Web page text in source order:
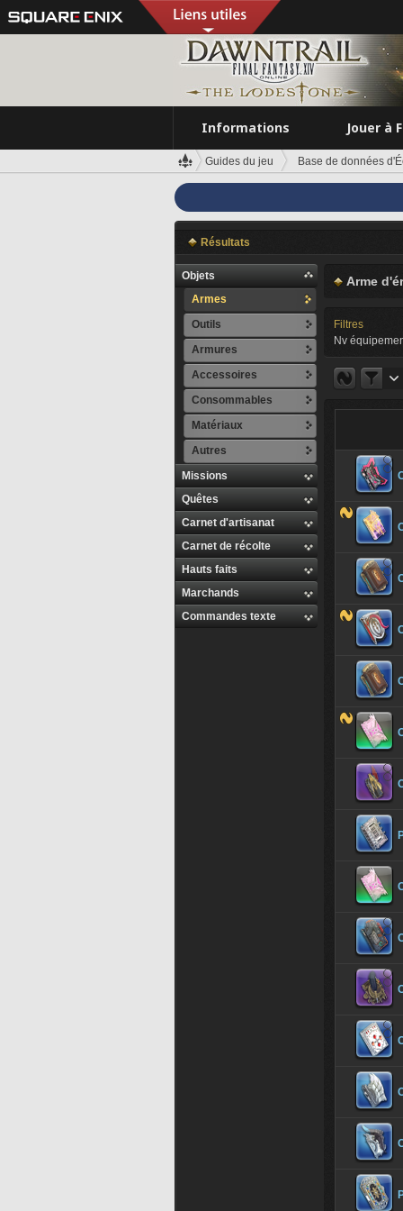
Informations Jouer à
Guides du jeu Base de données
Résultats
Objets
Armes
Outils
Armures
Accessoires
Consommables
Matériaux
Autres
Missions
Quêtes
Carnet d'artisanat
Carnet de récolte
Hauts faits
Marchands
Commandes texte
Arme
Filtres
Nv